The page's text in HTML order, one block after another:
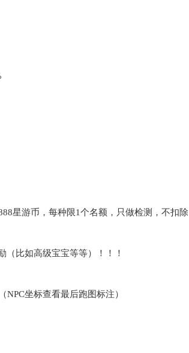
星游币，每种限1个名额，只做检测，不扣除
（比如高级宝宝等等）！！！
坐标查看最后跑图标注）